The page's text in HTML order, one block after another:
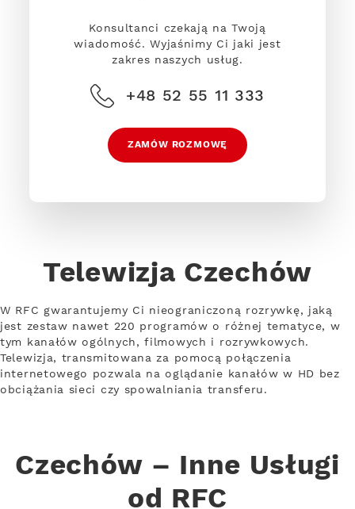
Konsultanci czekają na Twoją
wiadomość. Wyjaśnimy Ci jaki jest
zakres naszych usług.
+48 52 55 11 333
ZAMÓW ROZMOWĘ
Telewizja Czechów
W RFC gwarantujemy Ci nieograniczoną rozrywkę, jaką
jest zestaw nawet 220 programów o różnej tematyce, w
tym kanałów ogólnych, filmowych i rozrywkowych.
Telewizja, transmitowana za pomocą połączenia
internetowego pozwala na oglądanie kanałów w HD bez
obciążania sieci czy spowalniania transferu.
Czechów – Inne Usługi
od RFC